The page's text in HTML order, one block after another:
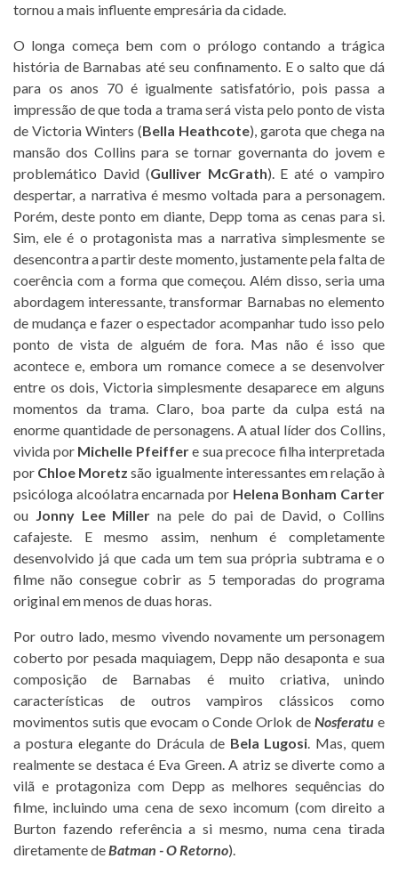
tornou a mais influente empresária da cidade.
O longa começa bem com o prólogo contando a trágica
história de Barnabas até seu confinamento. E o salto que dá
para os anos 70 é igualmente satisfatório, pois passa a
impressão de que toda a trama será vista pelo ponto de vista
de Victoria Winters (Bella Heathcote), garota que chega na
mansão dos Collins para se tornar governanta do jovem e
problemático David (Gulliver McGrath). E até o vampiro
despertar, a narrativa é mesmo voltada para a personagem.
Porém, deste ponto em diante, Depp toma as cenas para si.
Sim, ele é o protagonista mas a narrativa simplesmente se
desencontra a partir deste momento, justamente pela falta de
coerência com a forma que começou. Além disso, seria uma
abordagem interessante, transformar Barnabas no elemento
de mudança e fazer o espectador acompanhar tudo isso pelo
ponto de vista de alguém de fora. Mas não é isso que
acontece e, embora um romance comece a se desenvolver
entre os dois, Victoria simplesmente desaparece em alguns
momentos da trama. Claro, boa parte da culpa está na
enorme quantidade de personagens. A atual líder dos Collins,
vivida por Michelle Pfeiffere sua precoce filha interpretada
por Chloe Moretz são igualmente interessantes em relação à
psicóloga alcoólatra encarnada por Helena Bonham Carter
ou Jonny Lee Miller na pele do pai de David, o Collins
cafajeste. E mesmo assim, nenhum é completamente
desenvolvido já que cada um tem sua própria subtrama e o
filme não consegue cobrir as 5 temporadas do programa
original em menos de duas horas.
Por outro lado, mesmo vivendo novamente um personagem
coberto por pesada maquiagem, Depp não desaponta e sua
composição de Barnabas é muito criativa, unindo
características de outros vampiros clássicos como
movimentos sutis que evocam o Conde Orlok deNosferatu e
a postura elegante do Drácula de Bela Lugosi. Mas, quem
realmente se destaca é Eva Green. A atriz se diverte como a
vilã e protagoniza com Depp as melhores sequências do
filme, incluindo uma cena de sexo incomum (com direito a
Burton fazendo referência a si mesmo, numa cena tirada
diretamente deBatman - O Retorno).